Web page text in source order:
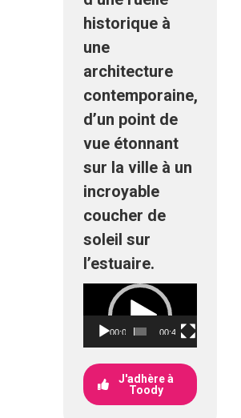
historique à
une
architecture
contemporaine,
d’un point de
vue étonnant
sur la ville à un
incroyable
coucher de
soleil sur
l’estuaire.
Lecteur
vidéo
00:00 00:46
J'adhère à
Toody